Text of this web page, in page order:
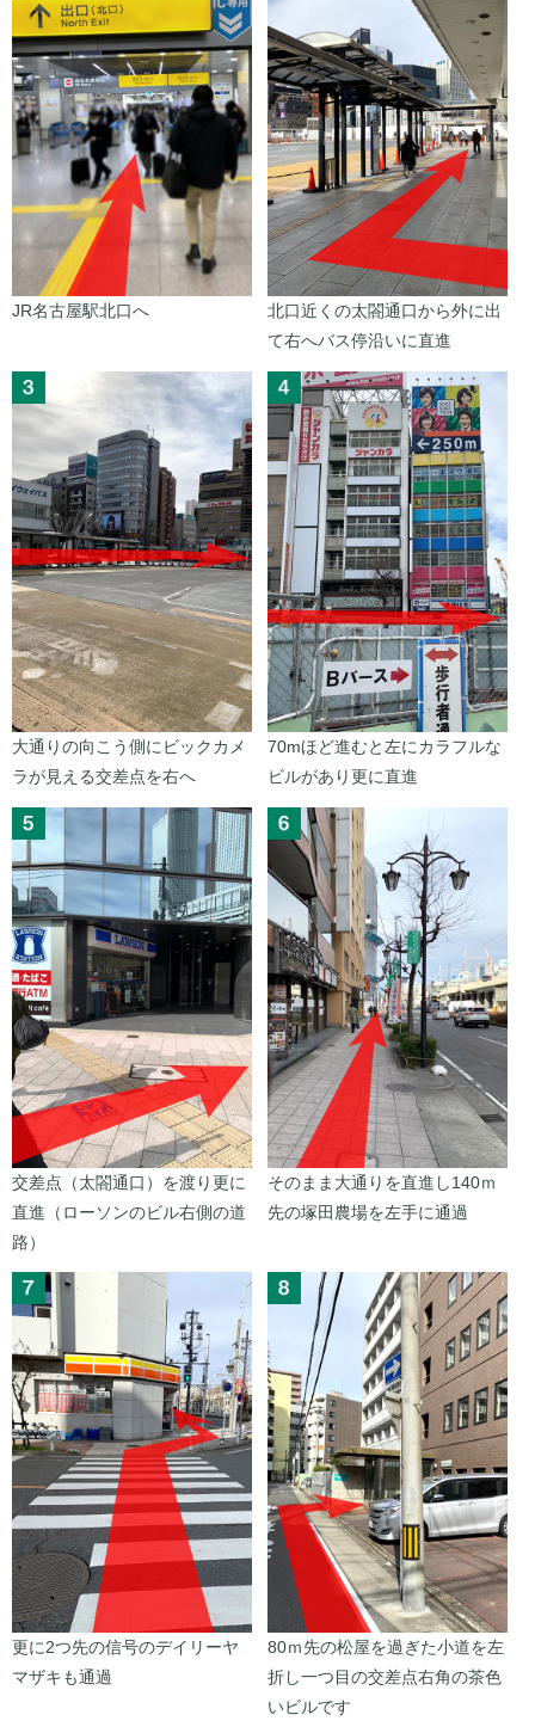
JR名古屋駅北口へ
北口近くの太閤通口から外に出
て右へバス停沿いに直進
大通りの向こう側にビックカメ
ラが見える交差点を右へ
70mほど進むと左にカラフルな
ビルがあり更に直進
交差点（太閤通口）を渡り更に
直進（ローソンのビル右側の道
路）
そのまま大通りを直進し140ｍ
先の塚田農場を左手に通過
更に2つ先の信号のデイリーヤ
マザキも通過
80ｍ先の松屋を過ぎた小道を左
折し一つ目の交差点右角の茶色
いビルです